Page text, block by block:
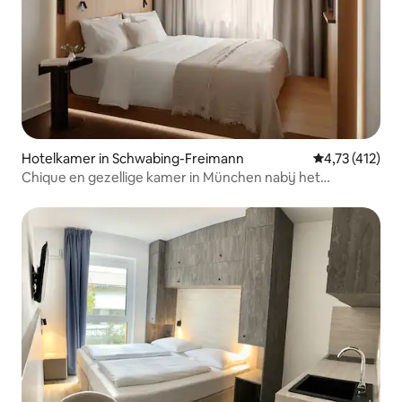
Hotelkamer in Schwabing-Freimann Gemiddelde
4,73 (412)
Chique en gezellige kamer in München nabij het